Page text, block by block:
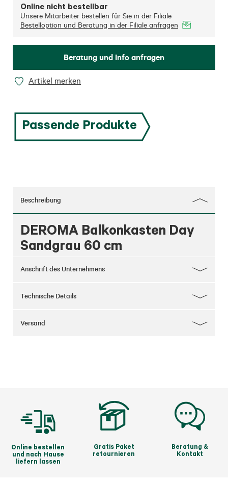
Online nicht bestellbar
Unsere Mitarbeiter bestellen für Sie in der Filiale
Bestelloption und Beratung in der Filiale anfragen
Beratung und Info anfragen
Artikel merken
Passende Produkte
Beschreibung
DEROMA Balkonkasten Day
Sandgrau 60 cm
Anschrift des Unternehmens
Technische Details
Versand
Online bestellen
und nach Hause
liefern lassen
Gratis Paket
retournieren
Beratung &
Kontakt